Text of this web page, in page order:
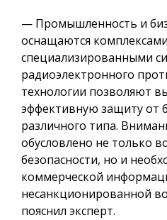
— Промышленность и
оснащаются
специализированными
радиоэлектронного
технологии позволяют
эффективную защиту от
различного типа.
обусловлено не только
безопасности, но и
коммерческой
несанкционированной
пояснил эксперт.